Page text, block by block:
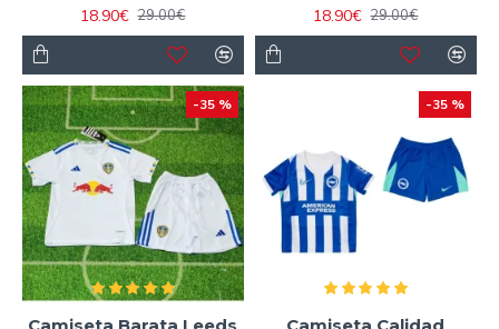
18.90€ 29.00€
18.90€ 29.00€
-35 % -35 %